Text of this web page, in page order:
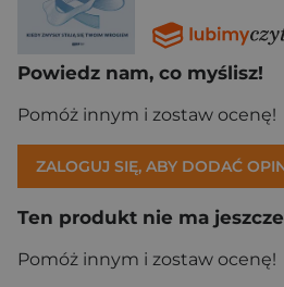
Powiedz nam, co myślisz!
Pomóż innym i zostaw ocenę!
ZALOGUJ SIĘ, ABY DODAĆ
Ten produkt nie ma
Pomóż innym i zostaw ocenę!